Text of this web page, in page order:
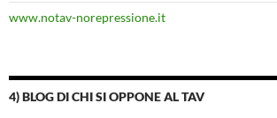
www.notav-norepressione.it
4) BLOG DI CHI SI OPPONE AL TAV